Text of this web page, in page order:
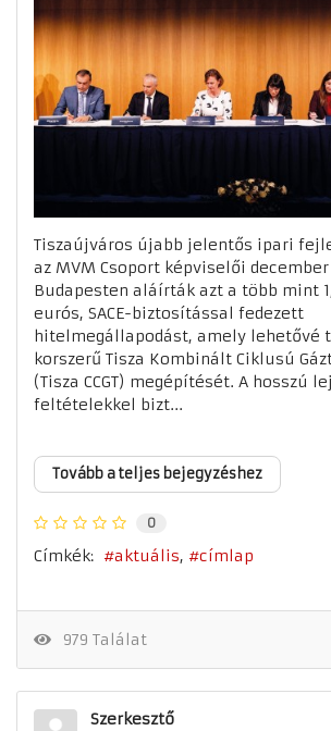
Tiszaújváros újabb jelentős ipari
az MVM Csoport képviselői
Budapesten aláírták azt a több mint
eurós, SACE-biztosítással fedezett
hitelmegállapodást, amely lehetővé
korszerű Tisza Kombinált Ciklusú
(Tisza CCGT) megépítését. A hosszú
feltételekkel bizt...
Tovább a teljes bejegyzéshez
0
Címkék: aktuális címlap
979 Találat
Szerkesztő